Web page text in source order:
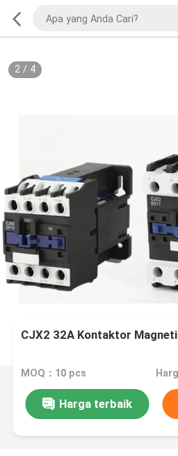
2/ 4
CJX2 32A Kontaktor
MOQ：10 pcs
Harga terbaik